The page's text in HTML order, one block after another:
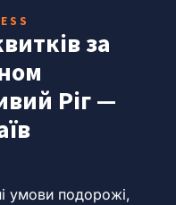
за
Ріг —
умови подорожі,